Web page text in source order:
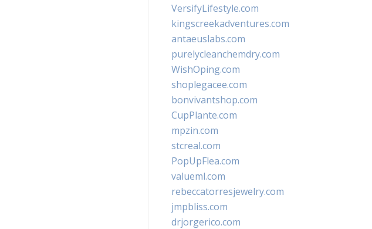
VersifyLifestyle.com
kingscreekadventures.com
antaeuslabs.com
purelycleanchemdry.com
WishOping.com
shoplegacee.com
bonvivantshop.com
CupPlante.com
mpzin.com
stcreal.com
PopUpFlea.com
valueml.com
rebeccatorresjewelry.com
jmpbliss.com
drjorgerico.com